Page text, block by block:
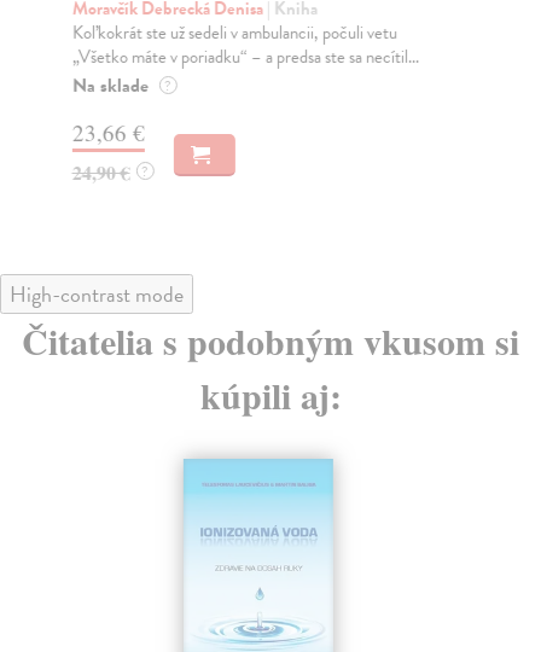
Moravčík Debrecká Denisa| Kniha
Koľkokrát ste už sedeli v ambulancii, počuli vetu
„Všetko máte v poriadku“ – a predsa ste sa necítil...
Na sklade ?
23,66 €
24,90 € ?
High-contrast mode
Čitatelia s podobným vkusom si
kúpili aj: